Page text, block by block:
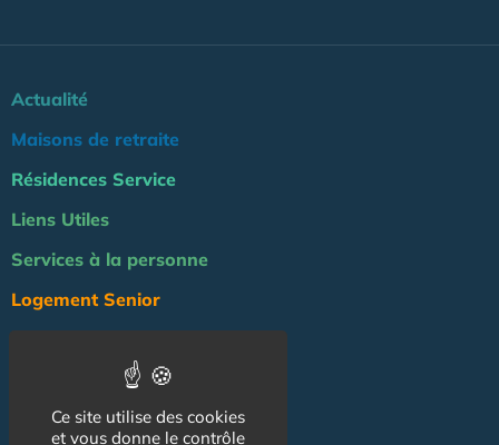
Actualité
Maisons de retraite
Résidences Service
Liens Utiles
Services à la personne
Logement Senior
Emploi & formation
Professionnels
Ce site utilise des cookies
et vous donne le contrôle